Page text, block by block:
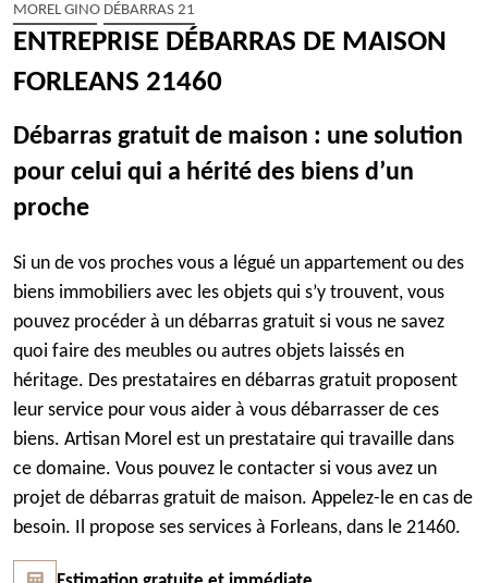
MOREL GINO DÉBARRAS 21
ENTREPRISE DÉBARRAS DE MAISON
FORLEANS 21460
Débarras gratuit de maison : une solution
pour celui qui a hérité des biens d’un
proche
Si un de vos proches vous a légué un appartement ou des
biens immobiliers avec les objets qui s’y trouvent, vous
pouvez procéder à un débarras gratuit si vous ne savez
quoi faire des meubles ou autres objets laissés en
héritage. Des prestataires en débarras gratuit proposent
leur service pour vous aider à vous débarrasser de ces
biens. Artisan Morel est un prestataire qui travaille dans
ce domaine. Vous pouvez le contacter si vous avez un
projet de débarras gratuit de maison. Appelez-le en cas de
besoin. Il propose ses services à Forleans, dans le 21460.